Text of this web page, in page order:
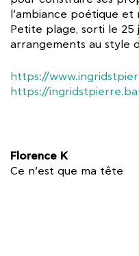
l’ambiance poétique et
Petite plage, sorti le 25
arrangements au style
https://
https://
Florence K
Ce n’est que ma tête